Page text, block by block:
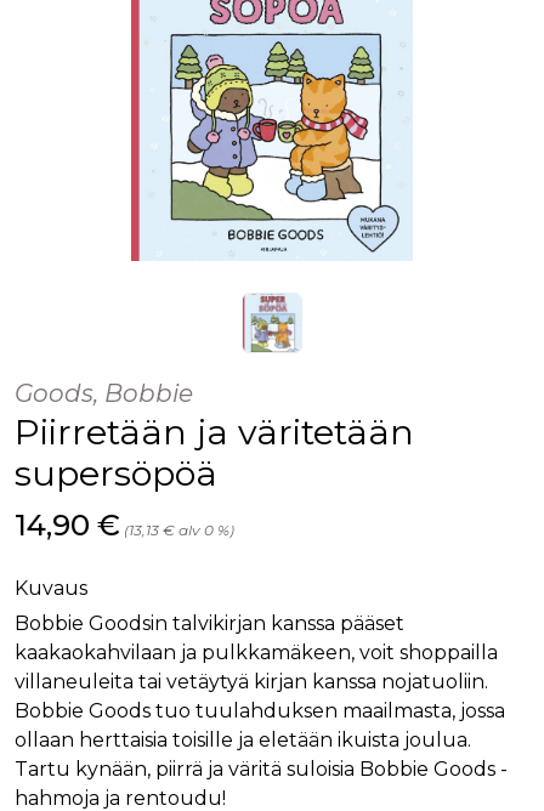
Goods, Bobbie
Piirretään ja väritetään
supersöpöä
Hinta nyt
14,90 € (13,13 € alv 0 %)
Kuvaus
Bobbie Goodsin talvikirjan kanssa pääset
kaakaokahvilaan ja pulkkamäkeen, voit shoppailla
villaneuleita tai vetäytyä kirjan kanssa nojatuoliin.
Bobbie Goods tuo tuulahduksen maailmasta, jossa
ollaan herttaisia toisille ja eletään ikuista joulua.
Tartu kynään, piirrä ja väritä suloisia Bobbie Goods -
hahmoja ja rentoudu!